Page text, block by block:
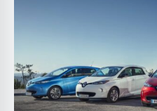
euro
pentru
a